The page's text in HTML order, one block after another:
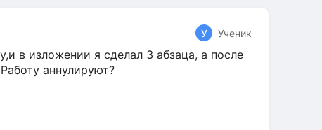
У Ученик
в изложении я сделал 3 абзаца, а после
аннулируют?